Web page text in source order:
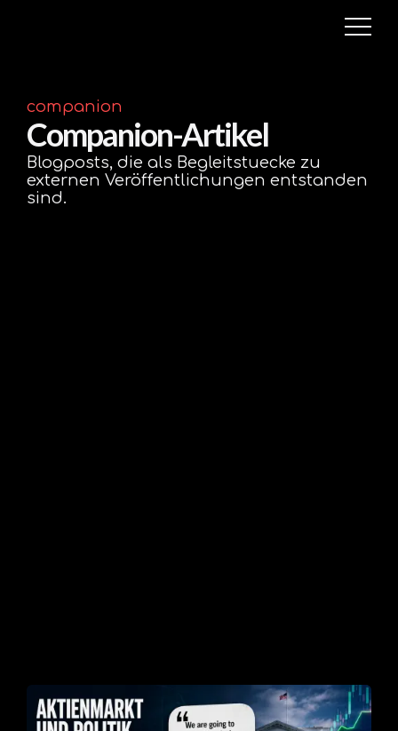
companion
Companion-Artikel
Blogposts, die als Begleitstuecke zu
externen Veröffentlichungen entstanden
sind.